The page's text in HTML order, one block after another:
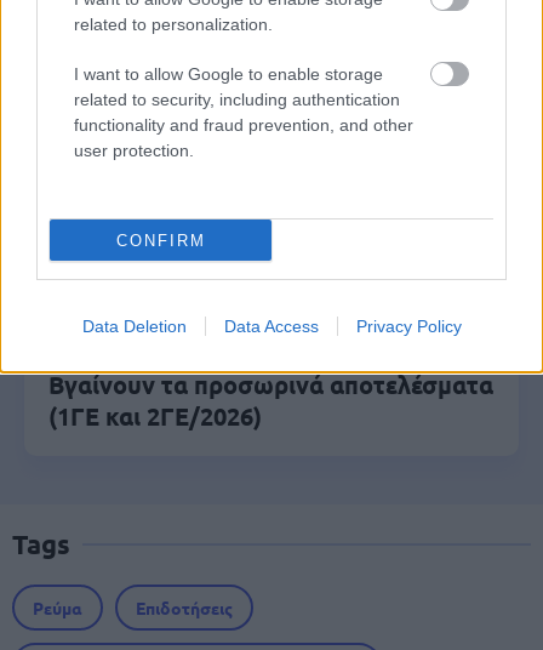
related to personalization.
I want to allow Google to enable storage
related to security, including authentication
functionality and fraud prevention, and other
user protection.
CONFIRM
Data Deletion Data Access Privacy Policy
αύξηση στα 1.000 ευρώ από το 2027
Δημόσιο - Στις 1.102 οι αιτήσεις
(στατιστικά)
Βγαίνουν τα προσωρινά αποτελέσματα
(1ΓΕ και 2ΓΕ/2026)
Tags
Ρεύμα Επιδοτήσεις